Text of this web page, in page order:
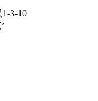
3-10